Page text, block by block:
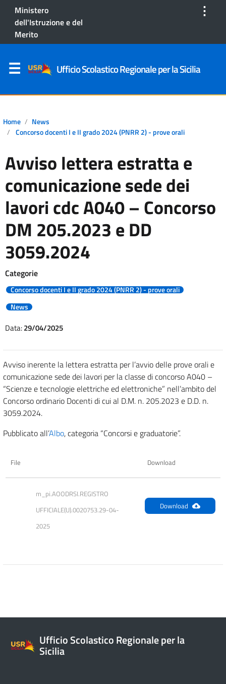
Ministero
dell'Istruzione e del
Merito
⋮
Ufficio Scolastico Regionale per la Sicilia
Home
News
Concorso docenti I e II grado 2024 (PNRR 2) - prove orali
Avviso lettera estratta e
comunicazione sede dei
lavori cdc A040 – Concorso
DM 205.2023 e DD
3059.2024
Categorie
Concorso docenti I e II grado 2024 (PNRR 2) - prove orali
News
Data:29/04/2025
Avviso inerente la lettera estratta per l’avvio delle prove orali e
comunicazione sede dei lavori per la classe di concorso A040 –
“Scienze e tecnologie elettriche ed elettroniche” nell’ambito del
Concorso ordinario Docenti di cui al D.M. n. 205.2023 e D.D. n.
3059.2024.
Pubblicato all’Albo, categoria “Concorsi e graduatorie”.
File Download
m_pi.AOODRSI.REGISTRO
UFFICIALE(U).0020753.29-04-
2025
Download
Ufficio Scolastico Regionale per la
Sicilia